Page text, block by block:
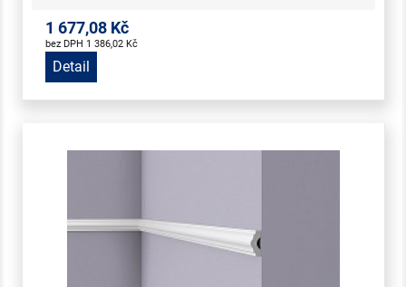
1 677,08 Kč
bez DPH 1 386,02 Kč
Detail